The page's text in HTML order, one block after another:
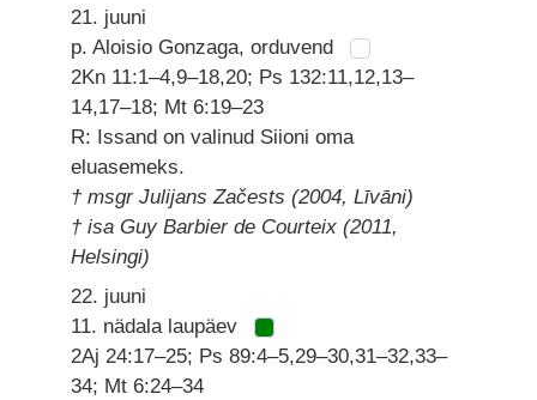
21. juuni
p. Aloisio Gonzaga, orduvend
2Kn 11:1–4,9–18,20; Ps 132:11,12,13–
14,17–18; Mt 6:19–23
R: Issand on valinud Siioni oma
eluasemeks.
† msgr Julijans Začests (2004, Līvāni)
† isa Guy Barbier de Courteix (2011,
Helsingi)
22. juuni
11. nädala laupäev
2Aj 24:17–25; Ps 89:4–5,29–30,31–32,33–
34; Mt 6:24–34